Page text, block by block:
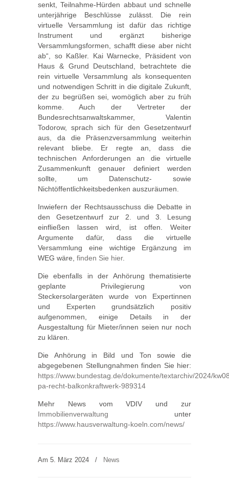
senkt, Teilnahme-Hürden abbaut und schnelle
unterjährige Beschlüsse zulässt. Die rein
virtuelle Versammlung ist dafür das richtige
Instrument und ergänzt bisherige
Versammlungsformen, schafft diese aber nicht
ab“, so Kaßler. Kai Warnecke, Präsident von
Haus & Grund Deutschland, betrachtete die
rein virtuelle Versammlung als konsequenten
und notwendigen Schritt in die digitale Zukunft,
der zu begrüßen sei, womöglich aber zu früh
komme. Auch der Vertreter der
Bundesrechtsanwaltskammer, Valentin
Todorow, sprach sich für den Gesetzentwurf
aus, da die Präsenzversammlung weiterhin
relevant bliebe. Er regte an, dass die
technischen Anforderungen an die virtuelle
Zusammenkunft genauer definiert werden
sollte, um Datenschutz- sowie
Nichtöffentlichkeitsbedenken auszuräumen.
Inwiefern der Rechtsausschuss die Debatte in
den Gesetzentwurf zur 2. und 3. Lesung
einfließen lassen wird, ist offen. Weiter
Argumente dafür, dass die virtuelle
Versammlung eine wichtige Ergänzung im
WEG wäre, finden Sie hier.
Die ebenfalls in der Anhörung thematisierte
geplante Privilegierung von
Steckersolargeräten wurde von Expertinnen
und Experten grundsätzlich positiv
aufgenommen, einige Details in der
Ausgestaltung für Mieter/innen seien nur noch
zu klären.
Die Anhörung in Bild und Ton sowie die
abgegebenen Stellungnahmen finden Sie hier:
https://www.bundestag.de/dokumente/textarchiv/2024/
pa-recht-balkonkraftwerk-989314
Mehr News vom VDIV und zur
Immobilienverwaltung unter
https://www.hausverwaltung-koeln.com/news/
Am 5. März 2024 / News